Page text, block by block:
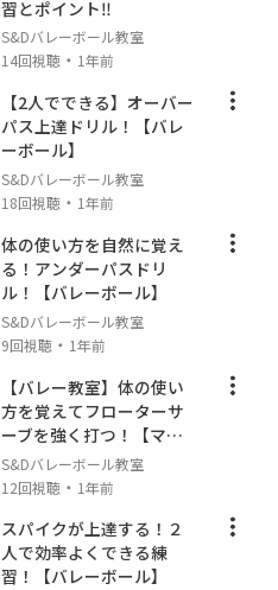
習とポイント‼️
S&Dバレーボール教室
14回視聴 ・ 1年前
【2人でできる】オーバー
パス上達ドリル！【バレ
ーボール】
S&Dバレーボール教室
18回視聴 ・ 1年前
体の使い方を自然に覚え
る！アンダーパスドリ
ル！【バレーボール】
S&Dバレーボール教室
9回視聴 ・ 1年前
【バレー教室】体の使い
方を覚えてフローターサ
ーブを強く打つ！【ママ
さん】
S&Dバレーボール教室
12回視聴 ・ 1年前
スパイクが上達する！２
人で効率よくできる練
習！【バレーボール】